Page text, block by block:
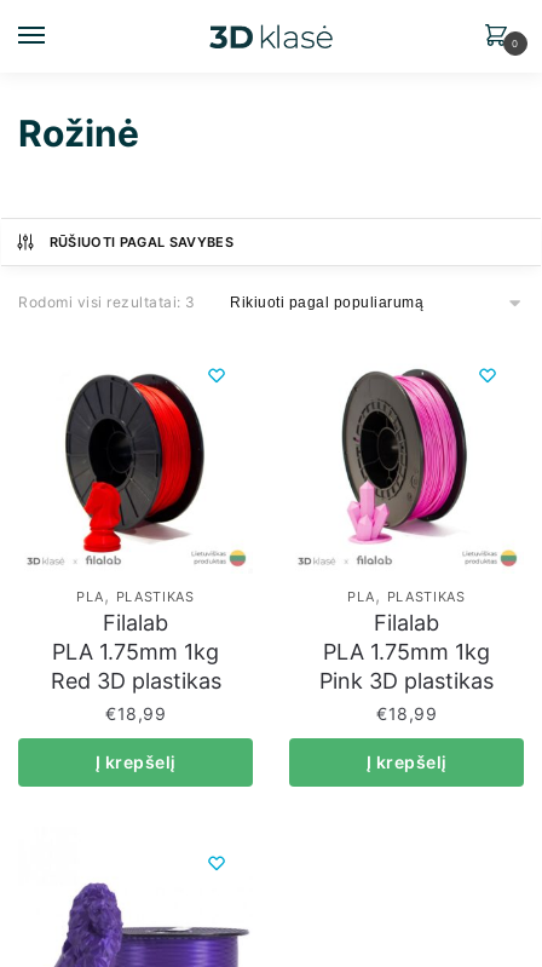
0
Rožinė
RŪŠIUOTI PAGAL SAVYBES
Rodomi visi rezultatai: 3
PLA, PLASTIKAS
Filalab
PLA 1.75mm 1kg
Red 3D plastikas
€18,99
Į krepšelį
PLA, PLASTIKAS
Filalab
PLA 1.75mm 1kg
Pink 3D plastikas
€18,99
Į krepšelį